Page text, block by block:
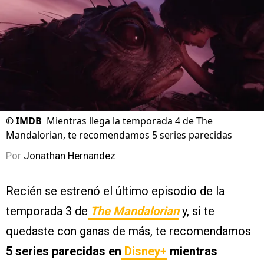
©IMDB Mientras llega la temporada 4 de The
Mandalorian, te recomendamos 5 series parecidas
Por Jonathan Hernandez
Recién se estrenó el último episodio de la
temporada 3 de The Mandaloriany, si te
quedaste con ganas de más, te recomendamos
5 series parecidas en Disney+ mientras